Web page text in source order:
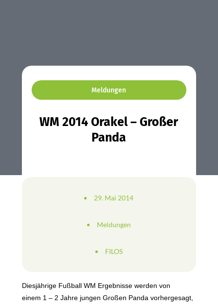
Meldungen
WM 2014 Orakel – Großer
Panda
29. Mai 2014
Meldungen
FILOS
Diesjährige Fußball WM Ergebnisse werden von
einem 1 – 2 Jahre jungen Großen Panda vorhergesagt,